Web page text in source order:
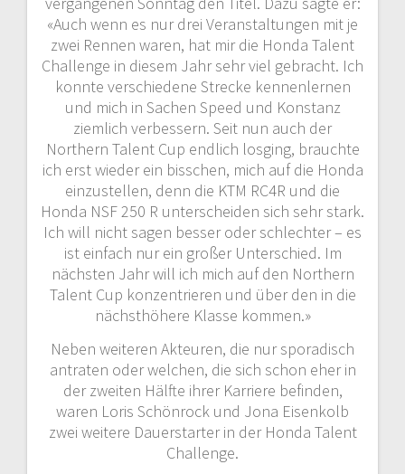
«Auch wenn es nur drei Veranstaltungen mit je
zwei Rennen waren, hat mir die Honda Talent
Challenge in diesem Jahr sehr viel gebracht. Ich
konnte verschiedene Strecke kennenlernen
und mich in Sachen Speed und Konstanz
ziemlich verbessern. Seit nun auch der
Northern Talent Cup endlich losging, brauchte
ich erst wieder ein bisschen, mich auf die Honda
einzustellen, denn die KTM RC4R und die
Honda NSF 250 R unterscheiden sich sehr stark.
Ich will nicht sagen besser oder schlechter – es
ist einfach nur ein großer Unterschied. Im
nächsten Jahr will ich mich auf den Northern
Talent Cup konzentrieren und über den in die
nächsthöhere Klasse kommen.»
Neben weiteren Akteuren, die nur sporadisch
antraten oder welchen, die sich schon eher in
der zweiten Hälfte ihrer Karriere befinden,
waren Loris Schönrock und Jona Eisenkolb
zwei weitere Dauerstarter in der Honda Talent
Challenge.